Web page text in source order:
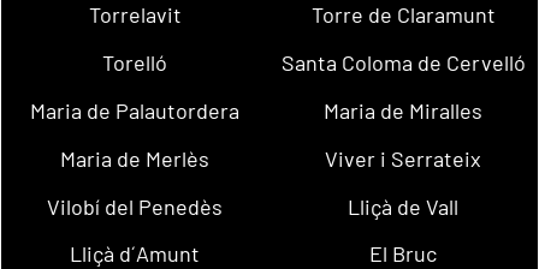
Torrelavit
Torre de Claramunt
Torelló
Santa Coloma de Cervelló
Maria de Palautordera
Maria de Miralles
Maria de Merlès
Viver i Serrateix
Vilobí del Penedès
Lliçà de Vall
Lliçà d´Amunt
El Bruc